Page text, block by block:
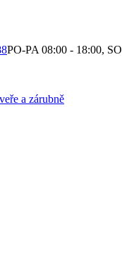
PO-PA 08:00 - 18:00,
a zárubně